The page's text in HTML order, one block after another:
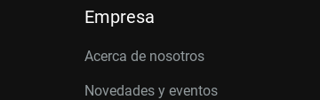
Empresa
Acerca de nosotros
Novedades y eventos